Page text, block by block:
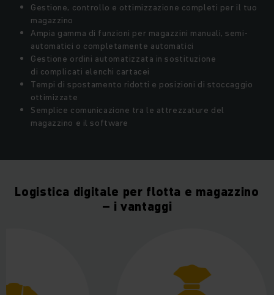
Gestione, controllo e ottimizzazione completi per il tuo
magazzino
Ampia gamma di funzioni per magazzini manuali, semi-
automatici o completamente automatici
Gestione ordini automatizzata in sostituzione
di complicati elenchi cartacei
Tempi di spostamento ridotti e posizioni di stoccaggio
ottimizzate
Semplice comunicazione tra le attrezzature del
magazzino e il software
Logistica digitale per flotta e magazzino
– i vantaggi